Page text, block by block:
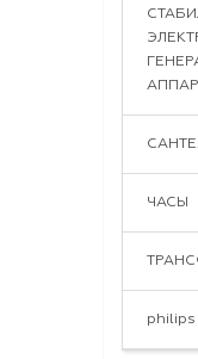
ЧАСЫ
philips